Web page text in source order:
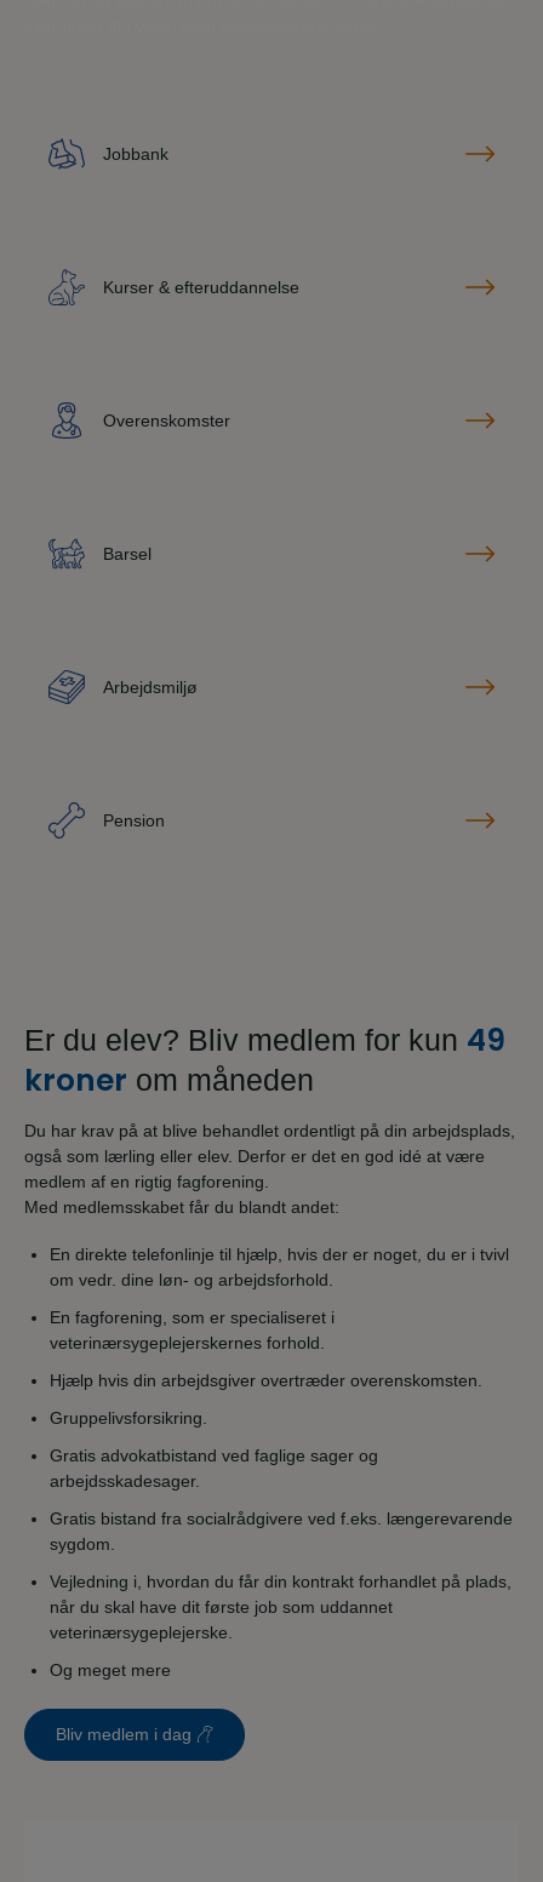
Jobbank
Kurser & efteruddannelse
Overenskomster
Barsel
Arbejdsmiljø
Pension
Er du elev? Bliv medlem for kun 49
kroner om måneden
Du har krav på at blive behandlet ordentligt på din arbejdsplads,
også som lærling eller elev. Derfor er det en god idé at være
medlem af en rigtig fagforening.
Med medlemsskabet får du blandt andet:
En direkte telefonlinje til hjælp, hvis der er noget, du er i tvivl
om vedr. dine løn- og arbejdsforhold.
En fagforening, som er specialiseret i
veterinærsygeplejerskernes forhold.
Hjælp hvis din arbejdsgiver overtræder overenskomsten.
Gruppelivsforsikring.
Gratis advokatbistand ved faglige sager og
arbejdsskadesager.
Gratis bistand fra socialrådgivere ved f.eks. længerevarende
sygdom.
Vejledning i, hvordan du får din kontrakt forhandlet på plads,
når du skal have dit første job som uddannet
veterinærsygeplejerske.
Og meget mere
Bliv medlem i dag